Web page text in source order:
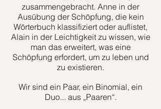
zusammengebracht. Anne in der
Ausübung der Schöpfung, die kein
Wörterbuch klassifiziert oder auflistet,
Alain in der Leichtigkeit zu wissen, wie
man das erweitert, was eine
Schöpfung erfordert, um zu leben und
zu existieren.
Wir sind ein Paar, ein Binomial, ein
Duo... aus „Paaren“.